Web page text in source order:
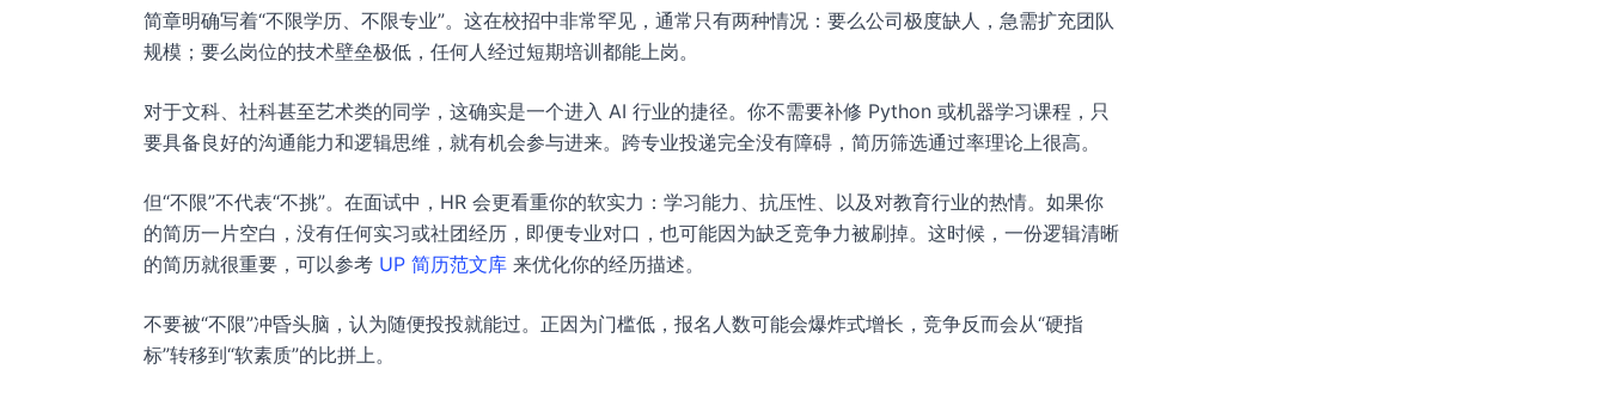
简章明确写着“不限学历、不限专业”。这在校招中非常罕见，通常只有两种情况：要么公司极度缺人，急需扩充团队
规模；要么岗位的技术壁垒极低，任何人经过短期培训都能上岗。
对于文科、社科甚至艺术类的同学，这确实是一个进入 AI 行业的捷径。你不需要补修 Python 或机器学习课程，只
要具备良好的沟通能力和逻辑思维，就有机会参与进来。跨专业投递完全没有障碍，简历筛选通过率理论上很高。
但“不限”不代表“不挑”。在面试中，HR 会更看重你的软实力：学习能力、抗压性、以及对教育行业的热情。如果你
的简历一片空白，没有任何实习或社团经历，即便专业对口，也可能因为缺乏竞争力被刷掉。这时候，一份逻辑清晰
的简历就很重要，可以参考 UP 简历范文库 来优化你的经历描述。
不要被“不限”冲昏头脑，认为随便投投就能过。正因为门槛低，报名人数可能会爆炸式增长，竞争反而会从“硬指
标”转移到“软素质”的比拼上。